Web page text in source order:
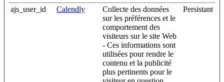
ajs_user_id Calendly
Collecte des données
sur les préférences et le
comportement des
visiteurs sur le site Web
- Ces informations sont
utilisées pour rendre le
contenu et la publicité
plus pertinents pour le
Persistant